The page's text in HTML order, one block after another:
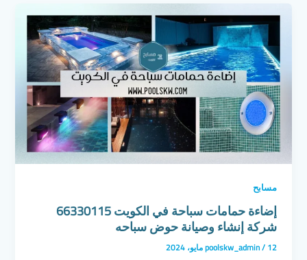
مسابح
إضاءة حمامات سباحة في الكويت 66330115
شركة إنشاء وصيانة حوض سباحه
poolskw_admin/12 مايو، 2024